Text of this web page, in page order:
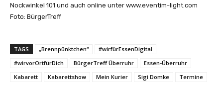
Nockwinkel 101 und auch online unter www.eventim-light.com
Foto: BürgerTreff
TAGS „Brennpünktchen“
#wirfürEssenDigital
#wirvorOrtfürDich
BürgerTreff Überruhr
Essen-Überruhr
Kabarett
Kabarettshow Mein Kurier Sigi Domke Termine